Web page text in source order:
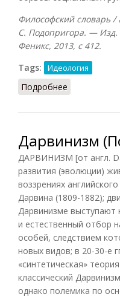
Философский словарь /
С. Подопригора. —
Феникс, 2013, с 412.
Tags:
Идеология
Подробнее
Дарвинизм
ДАРВИНИЗМ [от англ.
развития (эволюции)
воззрениях
Дарвина (1809-1882);
Дарвинизме выступают
и естественный отбор
особей, следствием
новых видов; в 20-30-е
«синтетическая»
классический
однако полемика по